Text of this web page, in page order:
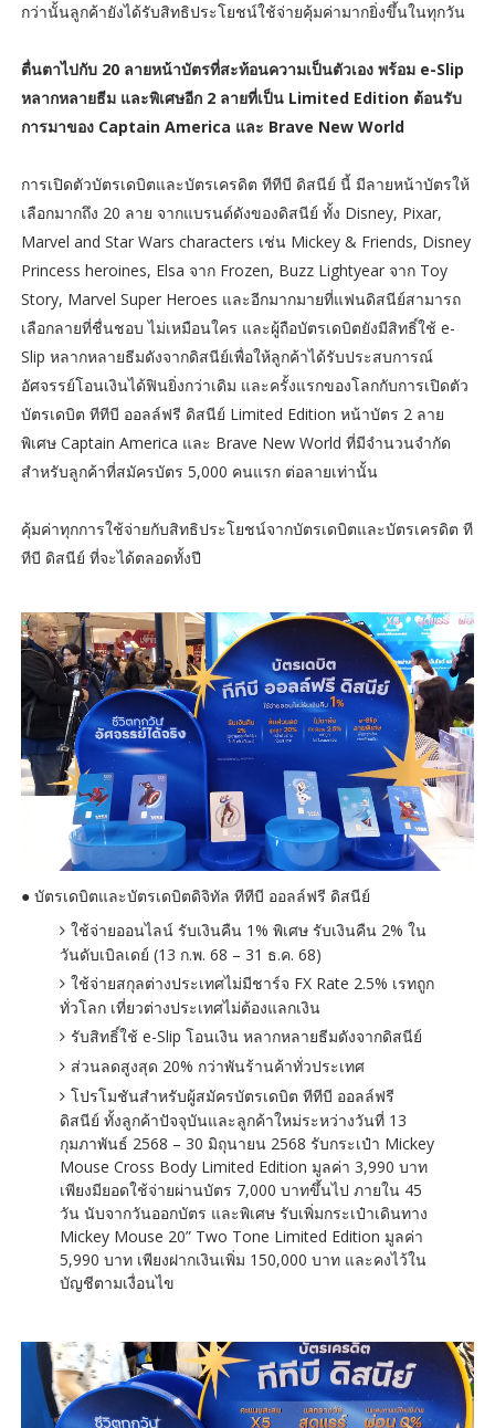
กว่านั้นลูกค้ายังได้รับสิทธิประโยชน์ใช้จ่ายคุ้มค่ามากยิ่งขึ้นในทุกวัน
ตื่นตาไปกับ 20 ลายหน้าบัตรที่สะท้อนความเป็นตัวเอง พร้อม e-Slip
หลากหลายธีม และพิเศษอีก 2 ลายที่เป็น Limited Edition ต้อนรับ
การมาของ Captain America และ Brave New World
การเปิดตัวบัตรเดบิตและบัตรเครดิต ทีทีบี ดิสนีย์ นี้ มีลายหน้าบัตรให้
เลือกมากถึง 20 ลาย จากแบรนด์ดังของดิสนีย์ ทั้ง Disney, Pixar,
Marvel and Star Wars characters เช่น Mickey & Friends, Disney
Princess heroines, Elsa จาก Frozen, Buzz Lightyear จาก Toy
Story, Marvel Super Heroes และอีกมากมายที่แฟนดิสนีย์สามารถ
เลือกลายที่ชื่นชอบ ไม่เหมือนใคร และผู้ถือบัตรเดบิตยังมีสิทธิ์ใช้ e-
Slip หลากหลายธีมดังจากดิสนีย์เพื่อให้ลูกค้าได้รับประสบการณ์
อัศจรรย์โอนเงินได้ฟินยิ่งกว่าเดิม และครั้งแรกของโลกกับการเปิดตัว
บัตรเดบิต ทีทีบี ออลล์ฟรี ดิสนีย์ Limited Edition หน้าบัตร 2 ลาย
พิเศษ Captain America และ Brave New World ที่มีจำนวนจำกัด
สำหรับลูกค้าที่สมัครบัตร 5,000 คนแรก ต่อลายเท่านั้น
คุ้มค่าทุกการใช้จ่ายกับสิทธิประโยชน์จากบัตรเดบิตและบัตรเครดิต ที
ทีบี ดิสนีย์ ที่จะได้ตลอดทั้งปี
● บัตรเดบิตและบัตรเดบิตดิจิทัล ทีทีบี ออลล์ฟรี ดิสนีย์
ใช้จ่ายออนไลน์ รับเงินคืน 1% พิเศษ รับเงินคืน 2% ใน
วันดับเบิลเดย์ (13 ก.พ. 68 – 31 ธ.ค. 68)
ใช้จ่ายสกุลต่างประเทศไม่มีชาร์จ FX Rate 2.5% เรทถูก
ทั่วโลก เที่ยวต่างประเทศไม่ต้องแลกเงิน
รับสิทธิ์ใช้ e-Slip โอนเงิน หลากหลายธีมดังจากดิสนีย์
ส่วนลดสูงสุด 20% กว่าพันร้านค้าทั่วประเทศ
โปรโมชันสำหรับผู้สมัครบัตรเดบิต ทีทีบี ออลล์ฟรี
ดิสนีย์ ทั้งลูกค้าปัจจุบันและลูกค้าใหม่ระหว่างวันที่ 13
กุมภาพันธ์ 2568 – 30 มิถุนายน 2568 รับกระเป๋า Mickey
Mouse Cross Body Limited Edition มูลค่า 3,990 บาท
เพียงมียอดใช้จ่ายผ่านบัตร 7,000 บาทขึ้นไป ภายใน 45
วัน นับจากวันออกบัตร และพิเศษ รับเพิ่มกระเป๋าเดินทาง
Mickey Mouse 20” Two Tone Limited Edition มูลค่า
5,990 บาท เพียงฝากเงินเพิ่ม 150,000 บาท และคงไว้ใน
บัญชีตามเงื่อนไข